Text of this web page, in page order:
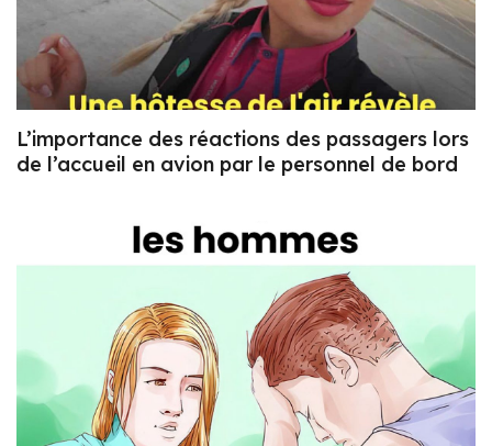
L’importance des réactions des passagers lors
de l’accueil en avion par le personnel de bord